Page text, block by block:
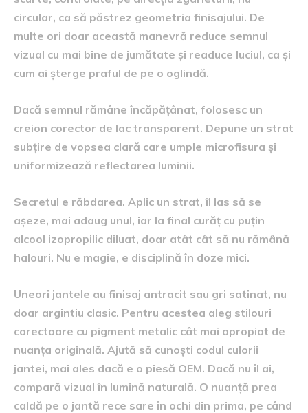
circular, ca să păstrez geometria finisajului. De
multe ori doar această manevră reduce semnul
vizual cu mai bine de jumătate și readuce luciul, ca și
cum ai șterge praful de pe o oglindă.
Dacă semnul rămâne încăpățânat, folosesc un
creion corector de lac transparent. Depune un strat
subțire de vopsea clară care umple microfisura și
uniformizează reflectarea luminii.
Secretul e răbdarea. Aplic un strat, îl las să se
așeze, mai adaug unul, iar la final curăț cu puțin
alcool izopropilic diluat, doar atât cât să nu rămână
halouri. Nu e magie, e disciplină în doze mici.
Uneori jantele au finisaj antracit sau gri satinat, nu
doar argintiu clasic. Pentru acestea aleg stilouri
corectoare cu pigment metalic cât mai apropiat de
nuanța originală. Ajută să cunoști codul culorii
jantei, mai ales dacă e o piesă OEM. Dacă nu îl ai,
compară vizual în lumină naturală. O nuanță prea
caldă pe o jantă rece sare în ochi din prima, pe când